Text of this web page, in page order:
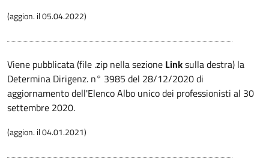
(aggion. il 05.04.2022)
Viene pubblicata (file .zip nella sezione Linksulla destra) la
Determina Dirigenz. n° 3985 del 28/12/2020 di
aggiornamento dell'Elenco Albo unico dei professionisti al 30
settembre 2020.
(aggion. il 04.01.2021)